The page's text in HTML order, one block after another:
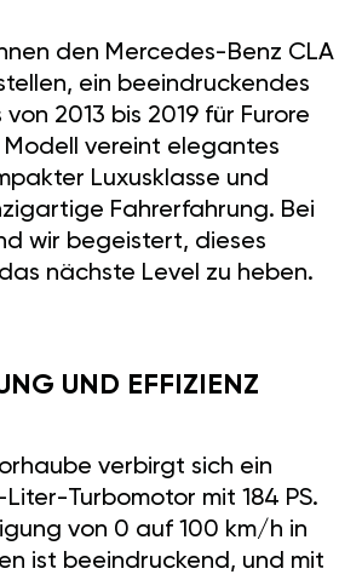
den Mercedes-Benz CLA
ein beeindruckendes
2013 bis 2019 für Furore
Modell vereint elegantes
Luxusklasse und
Fahrerfahrung. Bei
wir begeistert, dieses
nächste Level zu heben.
UND EFFIZIENZ
verbirgt sich ein
Turbomotor mit 184 PS.
von 0 auf 100 km/h in
ist beeindruckend, und mit